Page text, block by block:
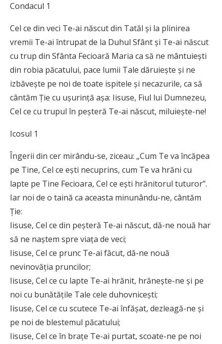
Condacul 1
Cel ce din veci Te-ai născut din Tatăl şi la plinirea
vremii Te-ai întrupat de la Duhul Sfânt şi Te-ai născut
cu trup din Sfânta Fecioară Maria ca să ne mântuieşti
din robia păcatului, pace lumii Tale dăruieşte şi ne
izbăveşte pe noi de toate ispitele şi necazurile, ca să
cântăm Ţie cu uşurinţă aşa: Iisuse, Fiul lui Dumnezeu,
Cel ce cu trupul în peşteră Te-ai născut, miluieşte-ne!
Icosul 1
Îngerii din cer mirându-se, ziceau: „Cum Te va încăpea
pe Tine, Cel ce eşti necuprins, cum Te va hrăni cu
lapte pe Tine Fecioara, Cel ce eşti hrănitorul tuturor”.
Iar noi de o taină ca aceasta minunându-ne, cântăm
Ţie:
Iisuse, Cel ce din peşteră Te-ai născut, dă-ne nouă har
să ne naştem spre viaţa de veci;
Iisuse, Cel ce prunc Te-ai făcut, dă-ne nouă
nevinovăţia pruncilor;
Iisuse, Cel ce cu lapte Te-ai hrănit, hrăneşte-ne şi pe
noi cu bunătăţile Tale cele duhovniceşti;
Iisuse, Cel ce cu scutece Te-ai înfăşat, dezleagă-ne şi
pe noi de blestemul păcatului;
Iisuse, Cel ce în braţe Te-ai purtat, scoate-ne pe noi